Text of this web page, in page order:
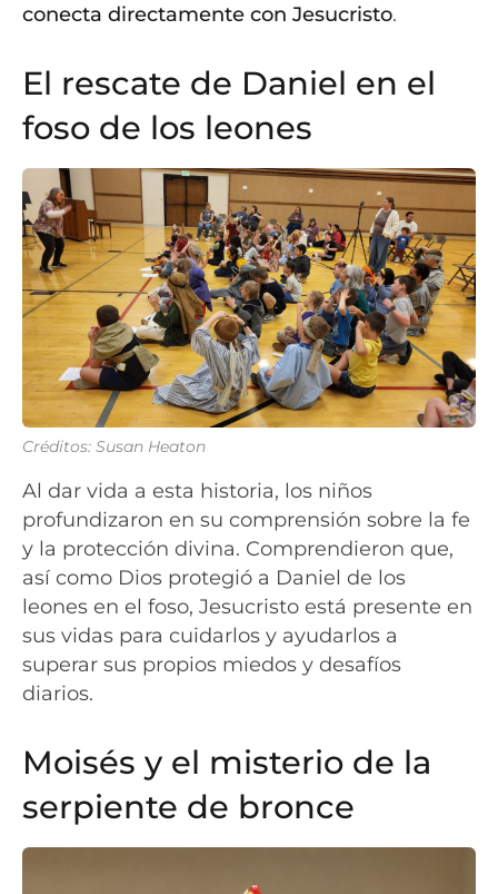
conecta directamente con Jesucristo.
El rescate de Daniel en el
foso de los leones
Créditos: Susan Heaton
Al dar vida a esta historia, los niños
profundizaron en su comprensión sobre la fe
y la protección divina. Comprendieron que,
así como Dios protegió a Daniel de los
leones en el foso, Jesucristo está presente en
sus vidas para cuidarlos y ayudarlos a
superar sus propios miedos y desafíos
diarios.
Moisés y el misterio de la
serpiente de bronce